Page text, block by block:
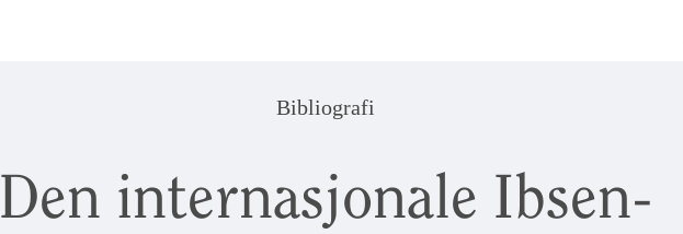
Bibliografi
Den internasjonale Ibsen-